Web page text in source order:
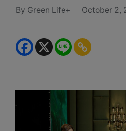
Posted
By Green Life+ October 2,